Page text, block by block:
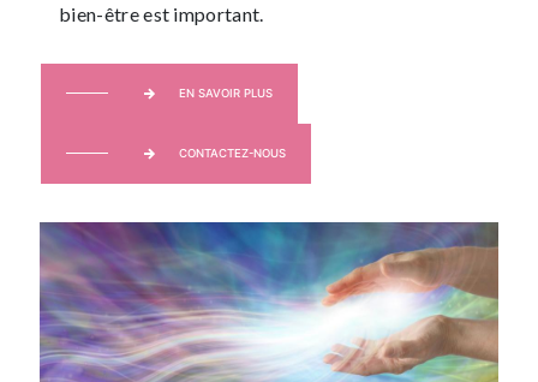
bien-être est important.
EN SAVOIR PLUS
CONTACTEZ-NOUS